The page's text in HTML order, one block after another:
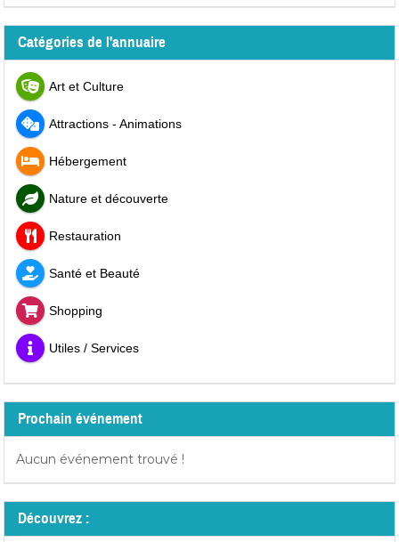
Catégories de l'annuaire
Art et Culture
Attractions - Animations
Hébergement
Nature et découverte
Restauration
Santé et Beauté
Shopping
Utiles / Services
Prochain événement
Aucun événement trouvé !
Découvrez :